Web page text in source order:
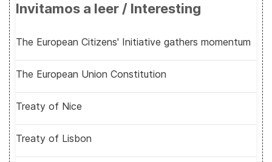
Invitamos a leer / Interesting
The European Citizens' Initiative gathers momentum
The European Union Constitution
Treaty of Nice
Treaty of Lisbon